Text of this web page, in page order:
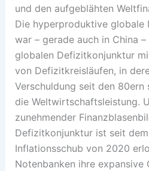
und den aufgeblähten
Die hyperproduktive globale
war – gerade auch in China
globalen Defizitkonjunktur
von Defizitkreisläufen, in
Verschuldung seit den 80ern
die Weltwirtschaftsleistung.
zunehmender
Defizitkonjunktur ist seit
Inflationsschub von 2020
Notenbanken ihre expansive